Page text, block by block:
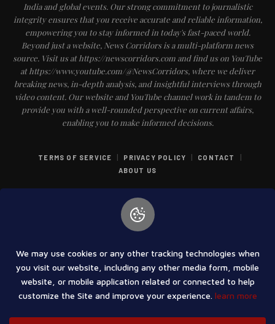
India and global events. Our strong commitment to journalistic
integrity ensures that you receive accurate and reliable information,
empowering you to stay informed in today's fast-paced world.
Beyond just a website, News Corridors is a multi-platform news
source. Visit us at https://newscorridors.com and find us on YouTube
at https://www.youtube.com/@NewsCorridors, where we deliver
breaking news, in-depth analysis, and insightful interviews through
video content. Our website and YouTube channel work in tandem to
provide you with a well-rounded perspective on current affairs,
enabling you to make informed decisions.
TERMS OF SERVICE | PRIVACY POLICY | CONTACT |
ABOUT US
LIMITED | ALL RIGHT RESERVED
We may use cookies or any other tracking technologies when
you visit our website, including any other media form, mobile
website, or mobile application related or connected to help
customize the Site and improve your experience. learn more